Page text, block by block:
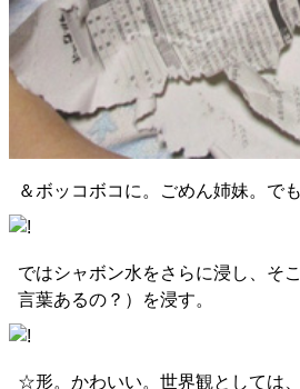
＆ボッコボコに。ごめん姉妹。で
ではシャボン水をさらに浸し、そ
言葉あるの？）を浸す。
☆形。かわいい。世界観としては